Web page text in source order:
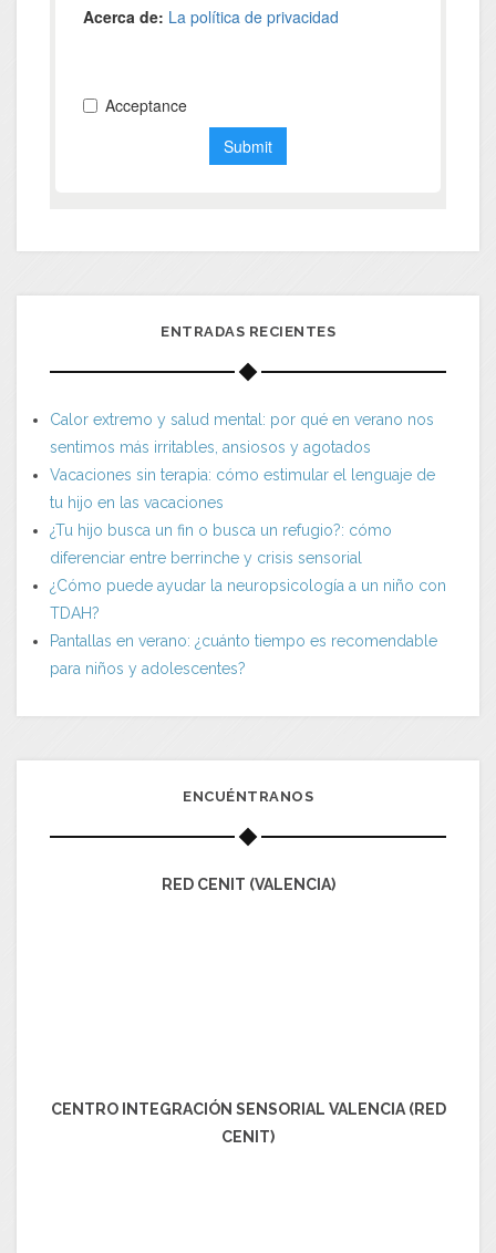
ENTRADAS RECIENTES
Calor extremo y salud mental: por qué en verano nos
sentimos más irritables, ansiosos y agotados
Vacaciones sin terapia: cómo estimular el lenguaje de
tu hijo en las vacaciones
¿Tu hijo busca un fin o busca un refugio?: cómo
diferenciar entre berrinche y crisis sensorial
¿Cómo puede ayudar la neuropsicología a un niño con
TDAH?
Pantallas en verano: ¿cuánto tiempo es recomendable
para niños y adolescentes?
ENCUÉNTRANOS
RED CENIT (VALENCIA)
CENTRO INTEGRACIÓN SENSORIAL VALENCIA (RED
CENIT)